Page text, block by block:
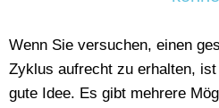
Wenn Sie versuchen, einen
Zyklus aufrecht zu erhalten,
gute Idee. Es gibt mehrere